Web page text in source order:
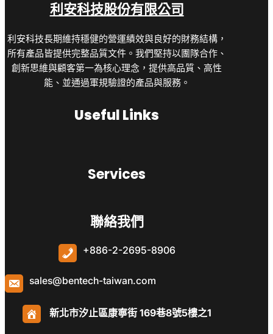
利安科技股份有限公司
利安科技長期維持穩健的營運績效與良好的財務結構，
所有產品皆提供完整品質文件。我們堅持以團隊合作、
創新思維與顧客第一為核心理念，提供高品質、高性
能、並通過軍規驗證的產品與服務。
Useful Links
Services
聯絡我們
+886-2-2695-8906
sales@bentech-taiwan.com
新北市汐止區康寧街 169巷8號5樓之1